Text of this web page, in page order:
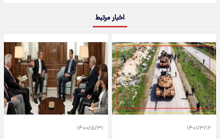
اخبار مرتبط
۱۴۰۱/۳/۱۲ ۱۴۰۰/۵/۳۱